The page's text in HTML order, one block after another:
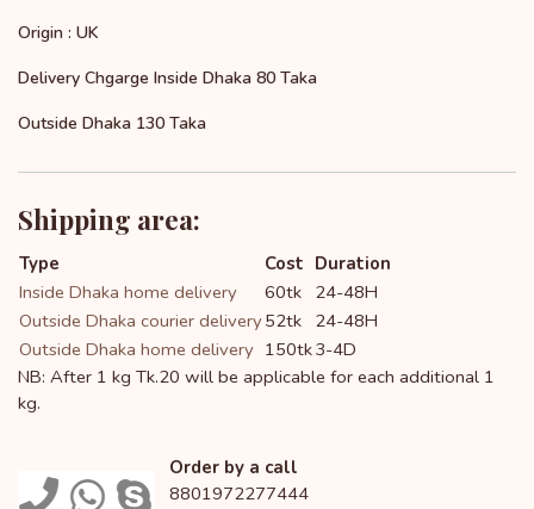
Origin : UK
Delivery Chgarge Inside Dhaka 80 Taka
Outside Dhaka 130 Taka
Shipping area:
Type Cost Duration
Inside Dhaka home delivery
60tk 24-48H
Outside Dhaka courier delivery52tk 24-48H
Outside Dhaka home delivery 150tk3-4D
NB: After 1 kg Tk.20 will be applicable for each additional 1
kg.
Order by a call
8801972277444